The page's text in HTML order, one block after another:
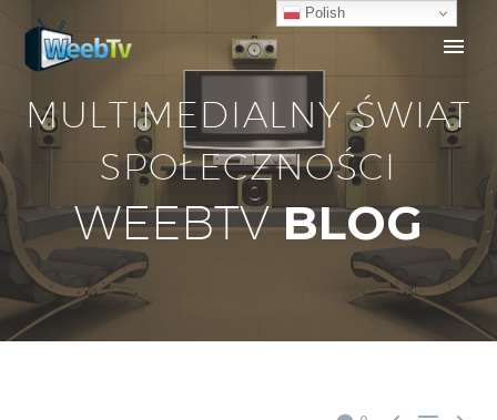
MULTIMEDIALNY ŚWIAT
SPOŁECZNOŚCI
WEEBTVBLOG
Polish